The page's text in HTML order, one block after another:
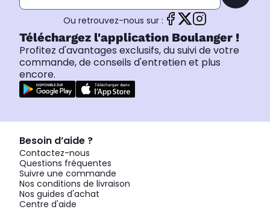
Ou retrouvez-nous sur :
Téléchargez l'application Boulanger !
Profitez d'avantages exclusifs, du suivi de votre
commande, de conseils d'entretien et plus
encore.
Besoin d’aide ?
Contactez-nous
Questions fréquentes
Suivre une commande
Nos conditions de livraison
Nos guides d'achat
Centre d'aide